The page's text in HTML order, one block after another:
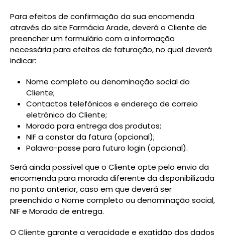
Para efeitos de confirmação da sua encomenda
através do site Farmácia Arade, deverá o Cliente de
preencher um formulário com a informação
necessária para efeitos de faturação, no qual deverá
indicar:
Nome completo ou denominação social do
Cliente;
Contactos telefónicos e endereço de correio
eletrónico do Cliente;
Morada para entrega dos produtos;
NIF a constar da fatura (opcional);
Palavra-passe para futuro login (opcional).
Será ainda possível que o Cliente opte pelo envio da
encomenda para morada diferente da disponibilizada
no ponto anterior, caso em que deverá ser
preenchido o Nome completo ou denominação social,
NIF e Morada de entrega.
O Cliente garante a veracidade e exatidão dos dados